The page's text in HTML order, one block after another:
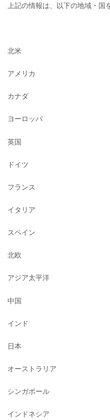
上記の情報は、以下の地域・国
北米
アメリカ
カナダ
ヨーロッパ
英国
ドイツ
フランス
イタリア
スペイン
北欧
アジア太平洋
中国
インド
日本
オーストラリア
シンガポール
インドネシア